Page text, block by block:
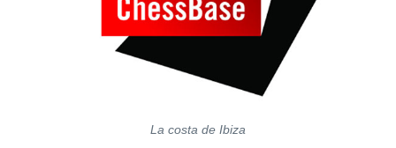
La costa de Ibiza